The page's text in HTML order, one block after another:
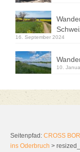
16. September 2024
10.
Seitenpfad: CROSS
ins Oderbruch >